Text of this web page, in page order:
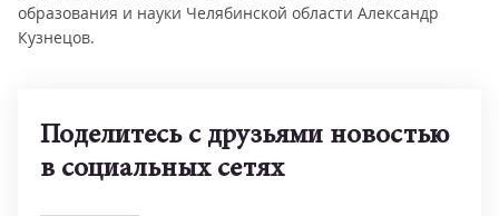
образования и науки Челябинской области Александр
Кузнецов.
Поделитесь с друзьями новостью
в социальных сетях